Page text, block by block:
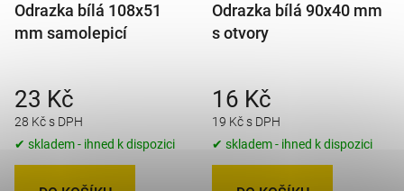
Odrazka bílá 108x51
mm samolepicí
28 Kč s DPH
23 Kč
✔ skladem - ihned k dispozici
Odrazka bílá 90x40 mm
s otvory
19 Kč s DPH
16 Kč
✔ skladem - ihned k dispozici